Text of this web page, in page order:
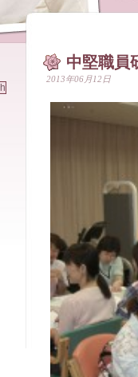
中堅職
2013年06月12日